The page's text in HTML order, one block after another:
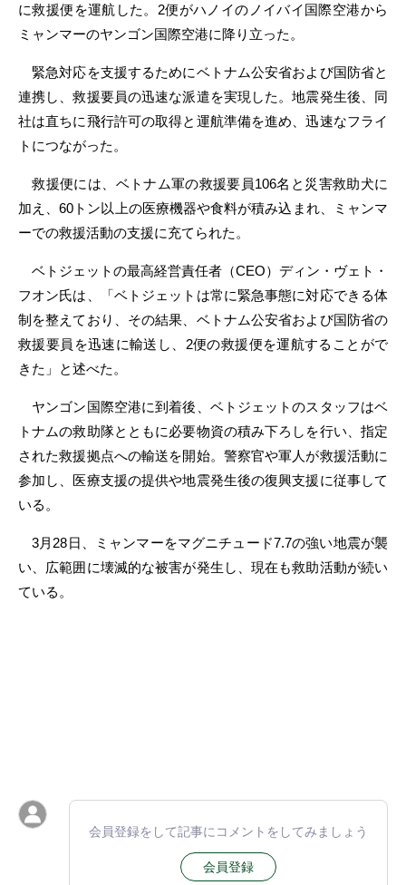
に救援便を運航した。2便がハノイのノイバイ国際空港から
ミャンマーのヤンゴン国際空港に降り立った。
緊急対応を支援するためにベトナム公安省および国防省と
連携し、救援要員の迅速な派遣を実現した。地震発生後、同
社は直ちに飛行許可の取得と運航準備を進め、迅速なフライ
トにつながった。
救援便には、ベトナム軍の救援要員106名と災害救助犬に
加え、60トン以上の医療機器や食料が積み込まれ、ミャンマ
ーでの救援活動の支援に充てられた。
ベトジェットの最高経営責任者（CEO）ディン・ヴェト・
フオン氏は、「ベトジェットは常に緊急事態に対応できる体
制を整えており、その結果、ベトナム公安省および国防省の
救援要員を迅速に輸送し、2便の救援便を運航することがで
きた」と述べた。
ヤンゴン国際空港に到着後、ベトジェットのスタッフはベ
トナムの救助隊とともに必要物資の積み下ろしを行い、指定
された救援拠点への輸送を開始。警察官や軍人が救援活動に
参加し、医療支援の提供や地震発生後の復興支援に従事して
いる。
3月28日、ミャンマーをマグニチュード7.7の強い地震が襲
い、広範囲に壊滅的な被害が発生し、現在も救助活動が続い
ている。
会員登録をして記事にコメントをしてみましょう
会員登録